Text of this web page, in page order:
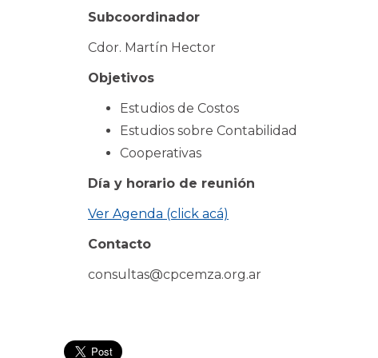
Subcoordinador
Cdor. Martín Hector
Objetivos
Estudios de Costos
Estudios sobre Contabilidad
Cooperativas
Día y horario de reunión
Ver Agenda (click acá)
Contacto
consultas@cpcemza.org.ar